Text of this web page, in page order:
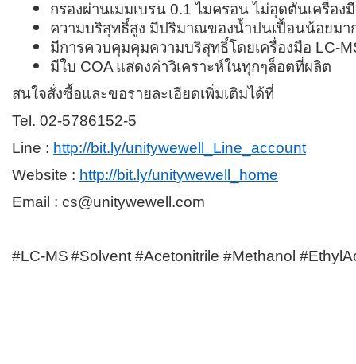
กรองผ่านเมมเบรน 0.1 ไมครอน ไม่อุดตันเครื่อง
ความบริสุทธิ์สูง มีปริมาณของน้ำปนเปื้อนน้อยมา
มีการควบคุมคุมความบริสุทธิ์โดยเครื่องมือ LC-
มีใบ COA แสดงค่าวิเคราะห์ในทุกๆล็อตที่ผลิต
สนใจสั่งซื้อและขอรายละเอียดเพิ่มเติมได้ที่
Tel. 02-5786152-5
Line : http://bit.ly/unitywewell_Line_account
Website : http://bit.ly/unitywewell_home
Email : cs@unitywewell.com
#LC-MS#Solvent #Acetonitrile #Methanol